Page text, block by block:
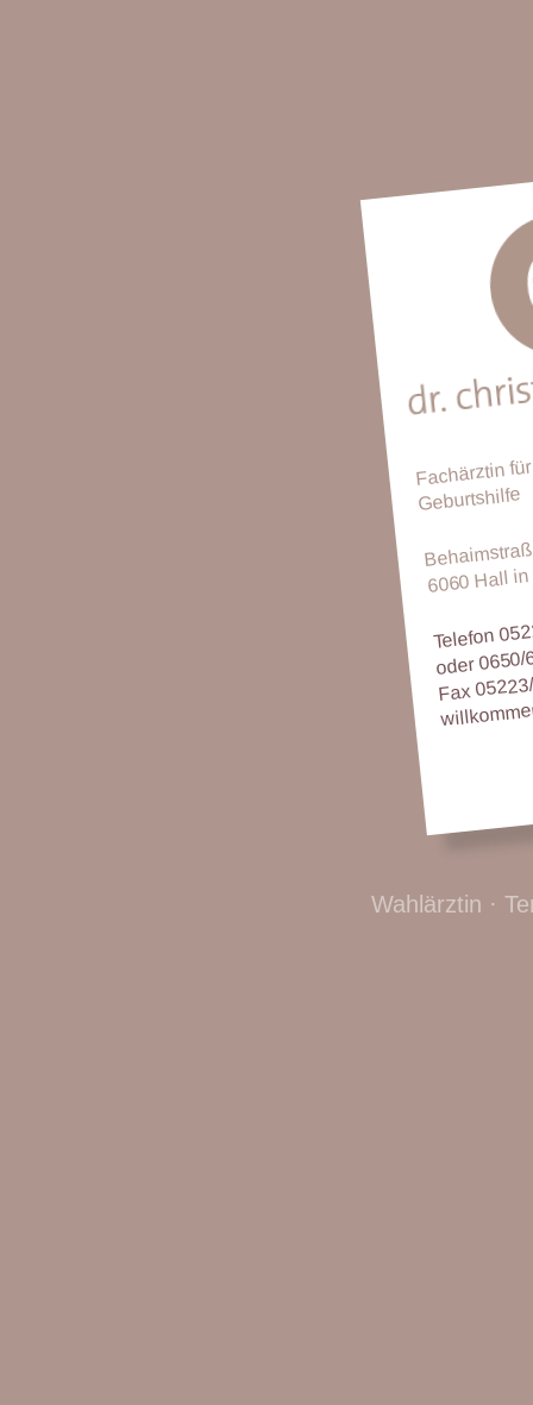
Fachärztin
Geburtshilfe
6060 Hall
Telefon
oder
Fax
Wahlärztin ·